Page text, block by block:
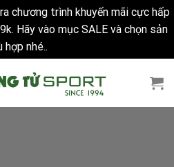
chương trình khuyến mãi cực hấp
Hãy vào mục SALE và chọn sản
hợp nhé..